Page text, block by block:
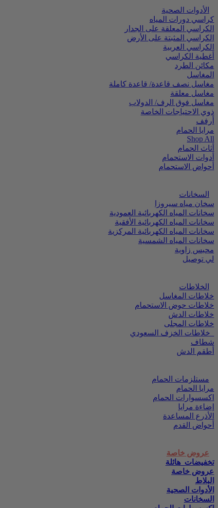
الأدوات الصحية
كراسي دورات المياه
الكراسي المعلقة على الجدار
الكراسي المثبتة على الأرض
الكراسي العربية
أغطية الكراسي
مكائن الطرد
المغاسل
مغاسل نصف قاعدة/ قاعدة كاملة
مغاسل معلقة
مغاسل فوق الرف/ الدولاب
ذوي الاحتياجات الخاصة
أرفف
مرايا الحمام
Shop All
أثاث الحمام
أدوات الاستحمام
أحواض الاستحمام
السخانات
سخان مياه سيروزا
سخانات المياه الكهربائية العمودية
سخانات المياه الكهربائية الأفقية
سخانات المياه الكهربائية المركزية
سخانات المياه الشمسية
محبس زاوية
لي توصيل
الخلاطات
خلاطات المغاسل
خلاطات حوض الاستحمام
خلاطات الدش
خلاطات المجلى
شطاف
أطقم الدش
مستلزمات الحمام
مرايا الحمام
اكسسوارات الحمام
إضاءة مرايا
الأذرع المساعدة
أحواض القدم
عروض خاصة
تخفيضات_هائلة
عروض خاصة
البلاط
الأدوات الصحية
السخانات